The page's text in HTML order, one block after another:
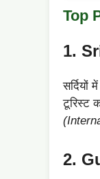
Top
1.
सर्दियों
टूरिस्ट
2.